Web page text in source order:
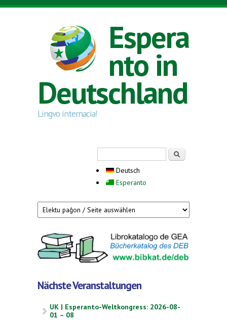
Direkt zum Inhalt
Espera
nto in
Deutschland
Lingvo internacia!
Deutsch
Esperanto
Nächste Veranstaltungen
UK | Esperanto-Weltkongress: 2026-08-
01 – 08